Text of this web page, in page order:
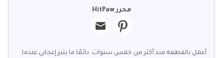
محرر HitPaw
أعمل بالقطعة منذ أكثر من خمس سنوات. دائمًا ما يثير إعجابي عندما